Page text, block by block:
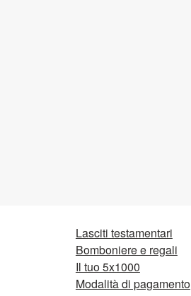
Lasciti testamentari
Bomboniere e regali
Il tuo 5x1000
Modalità di pagamento